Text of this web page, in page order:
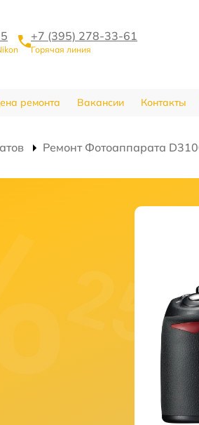
+7 (395) 278-33-61
Горячая линия
ремонта Вакансии Контакты
Ремонт Фотоаппарата